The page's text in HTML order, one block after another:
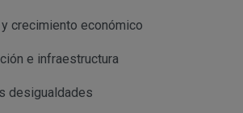
crecimiento económico
e infraestructura
desigualdades